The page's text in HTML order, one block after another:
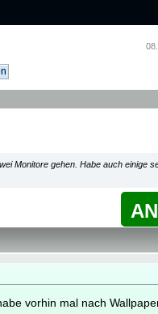
Monitore gehen. Habe auch einige
vorhin mal nach